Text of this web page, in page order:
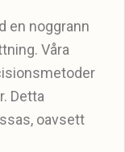
en noggrann
Våra
Detta
oavsett